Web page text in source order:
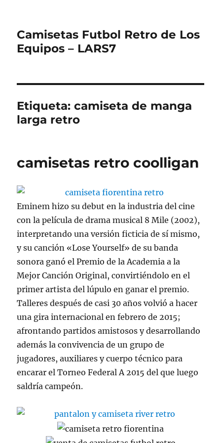
Camisetas Futbol Retro de Los
Equipos – LARS7
Etiqueta:camiseta de manga
larga retro
camisetas retro coolligan
Eminem hizo su debut en la industria del cine
con la película de drama musical 8 Mile (2002),
interpretando una versión ficticia de sí mismo,
y su canción «Lose Yourself» de su banda
sonora ganó el Premio de la Academia a la
Mejor Canción Original, convirtiéndolo en el
primer artista del lúpulo en ganar el premio.
Talleres después de casi 30 años volvió a hacer
una gira internacional en febrero de 2015;
afrontando partidos amistosos y desarrollando
además la convivencia de un grupo de
jugadores, auxiliares y cuerpo técnico para
encarar el Torneo Federal A 2015 del que luego
saldría campeón.